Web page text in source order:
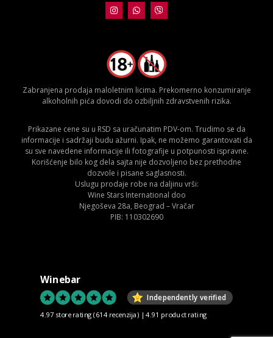
Zabranjena prodaja maloletnim licima. Prekomerno konzumiranje
alkoholnih pića dovodi do ozbiljnih zdravstvenih rizika.
Prikazane cene su u RSD sa uračunatim PDV-om. Trudimo se da
informacije i sadržaji budu ažurni. Ipak, ne možemo garantovati da
su sve navedene informacije ili fotografije u potpunosti ispravne.
Korišćenje bilo kog dela sajta nije dozvoljeno bez prethodne
dozvole i pisane saglasnosti.
Uslugu prodaje robe na daljinu vrši:
Wine Stars International doo
Njegoševa 28a, Beograd – Vračar
PIB: 110302690
Winebar
Independently verified
4.97 store rating (614 recenzija) |4.91 product rating